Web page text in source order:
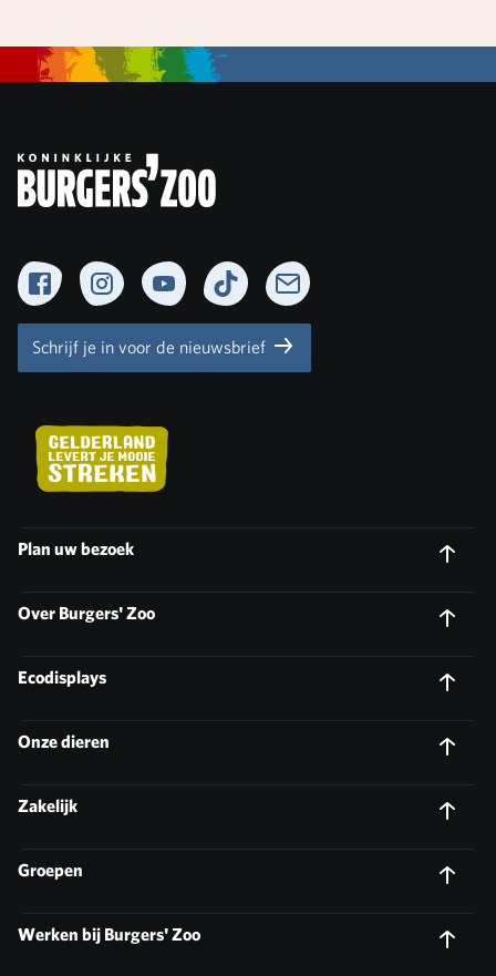
FacebookInstagramYouTubeTikTok Newsletter
Schrijf je in voor de nieuwsbrief
Plan uw bezoek
Over Burgers' Zoo
Ecodisplays
Onze dieren
Zakelijk
Groepen
Werken bij Burgers' Zoo